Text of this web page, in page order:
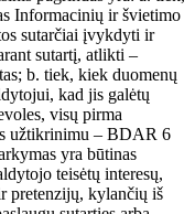
Informacinių ir švietimo
sutarčiai įvykdyti ir
sutartį, atlikti –
b. tiek, kiek duomenų
kad jis galėtų
visų pirma
užtikrinimu – BDAR 6
yra būtinas
teisėtų interesų,
pretenzijų, kylančių iš